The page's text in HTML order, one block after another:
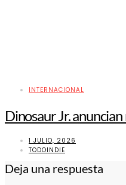
INTERNACIONAL
Dinosaur Jr.
1 JULIO, 2026
TODOINDIE
Deja una respuesta